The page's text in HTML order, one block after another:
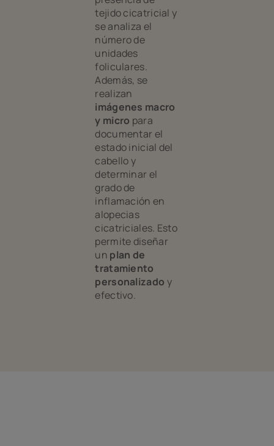
tejido cicatricial y
se analiza el
número de
unidades
foliculares.
Además, se
realizan
imágenes macro
y micro para
documentar el
estado inicial del
cabello y
determinar el
grado de
inflamación en
alopecias
cicatriciales. Esto
permite diseñar
un plan de
tratamiento
personalizado y
efectivo.